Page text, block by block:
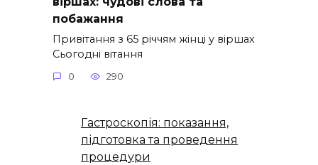
побажання
Привітання з 65 річчям жінці у віршах
Сьогодні вітання
0 290
Гастроскопія: показання,
підготовка та проведення
процедури